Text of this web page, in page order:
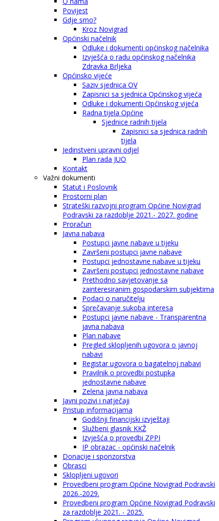
Povijest
Gdje smo?
Kroz Novigrad
Općinski načelnik
Odluke i dokumenti općinskog načelnika
Izvješća o radu općinskog načelnika
Zdravka Brljeka
Općinsko vijeće
Saziv sjednica OV
Zapisnici sa sjednica Općinskog vijeća
Odluke i dokumenti Općinskog vijeća
Radna tijela Općine
Sjednice radnih tijela
Zapisnici sa sjednica radnih
tijela
Jedinstveni upravni odjel
Plan rada JUO
Kontakt
Važni dokumenti
Statut i Poslovnik
Prostorni plan
Strateški razvojni program Općine Novigrad
Podravski za razdoblje 2021.- 2027. godine
Proračun
Javna nabava
Postupci javne nabave u tijeku
Završeni postupci javne nabave
Postupci jednostavne nabave u tijeku
Završeni postupci jednostavne nabave
Prethodno savjetovanje sa
zainteresiranim gospodarskim subjektima
Podaci o naručitelju
Sprečavanje sukoba interesa
Postupci javne nabave - Transparentna
javna nabava
Plan nabave
Pregled sklopljenih ugovora o javnoj
nabavi
Registar ugovora o bagatelnoj nabavi
Pravilnik o provedbi postupka
jednostavne nabave
Zelena javna nabava
Javni pozivi i natječaji
Pristup informacijama
Godišnji financijski izvještaji
Službeni glasnik KKŽ
Izvješća o provedbi ZPPI
IP obrazac - općinski načelnik
Donacije i sponzorstva
Obrasci
Sklopljeni ugovori
Provedbeni program Općine Novigrad Podravski
2026.-2029.
Provedbeni program Općine Novigrad Podravski
za razdoblje 2021. - 2025.